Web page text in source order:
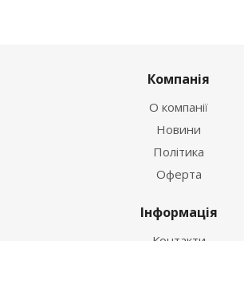
Компанія
О компанії
Новини
Політика
Оферта
Інформація
Контакти